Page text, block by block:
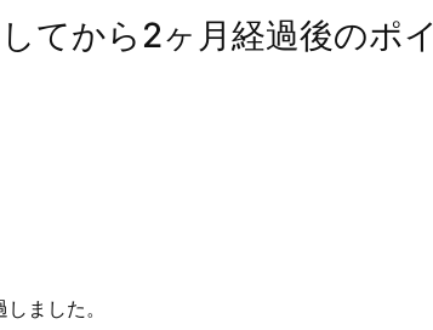
てから2ヶ月経過後のポイ
ました。